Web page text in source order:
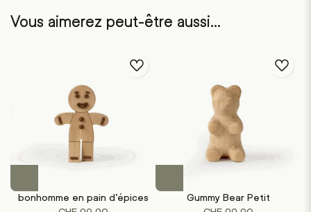
Vous aimerez peut-être aussi…
a
bonhomme en pain d’épices
aGummy Bear Petit